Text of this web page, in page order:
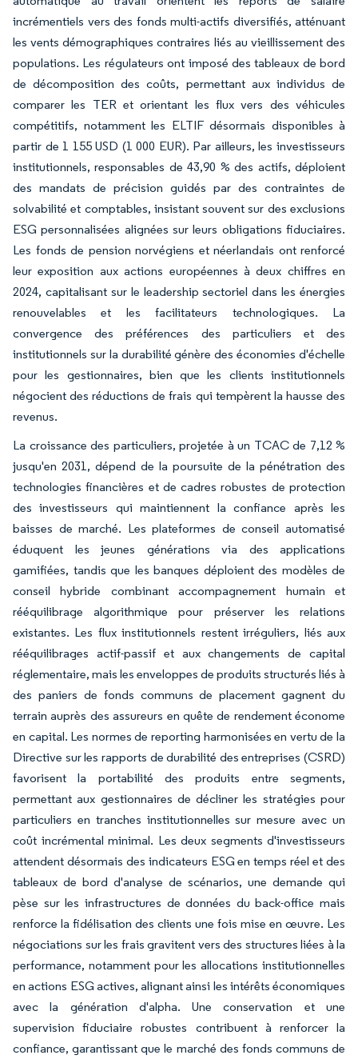
incrémentiels vers des fonds multi-actifs diversifiés, atténuant
les vents démographiques contraires liés au vieillissement des
populations. Les régulateurs ont imposé des tableaux de bord
de décomposition des coûts, permettant aux individus de
comparer les TER et orientant les flux vers des véhicules
compétitifs, notamment les ELTIF désormais disponibles à
partir de 1 155 USD (1 000 EUR). Par ailleurs, les investisseurs
institutionnels, responsables de 43,90 % des actifs, déploient
des mandats de précision guidés par des contraintes de
solvabilité et comptables, insistant souvent sur des exclusions
ESG personnalisées alignées sur leurs obligations fiduciaires.
Les fonds de pension norvégiens et néerlandais ont renforcé
leur exposition aux actions européennes à deux chiffres en
2024, capitalisant sur le leadership sectoriel dans les énergies
renouvelables et les facilitateurs technologiques. La
convergence des préférences des particuliers et des
institutionnels sur la durabilité génère des économies d'échelle
pour les gestionnaires, bien que les clients institutionnels
négocient des réductions de frais qui tempèrent la hausse des
revenus.
La croissance des particuliers, projetée à un TCAC de 7,12 %
jusqu'en 2031, dépend de la poursuite de la pénétration des
technologies financières et de cadres robustes de protection
des investisseurs qui maintiennent la confiance après les
baisses de marché. Les plateformes de conseil automatisé
éduquent les jeunes générations via des applications
gamifiées, tandis que les banques déploient des modèles de
conseil hybride combinant accompagnement humain et
rééquilibrage algorithmique pour préserver les relations
existantes. Les flux institutionnels restent irréguliers, liés aux
rééquilibrages actif-passif et aux changements de capital
réglementaire, mais les enveloppes de produits structurés liés à
des paniers de fonds communs de placement gagnent du
terrain auprès des assureurs en quête de rendement économe
en capital. Les normes de reporting harmonisées en vertu de la
Directive sur les rapports de durabilité des entreprises (CSRD)
favorisent la portabilité des produits entre segments,
permettant aux gestionnaires de décliner les stratégies pour
particuliers en tranches institutionnelles sur mesure avec un
coût incrémental minimal. Les deux segments d'investisseurs
attendent désormais des indicateurs ESG en temps réel et des
tableaux de bord d'analyse de scénarios, une demande qui
pèse sur les infrastructures de données du back-office mais
renforce la fidélisation des clients une fois mise en œuvre. Les
négociations sur les frais gravitent vers des structures liées à la
performance, notamment pour les allocations institutionnelles
en actions ESG actives, alignant ainsi les intérêts économiques
avec la génération d'alpha. Une conservation et une
supervision fiduciaire robustes contribuent à renforcer la
confiance, garantissant que le marché des fonds communs de